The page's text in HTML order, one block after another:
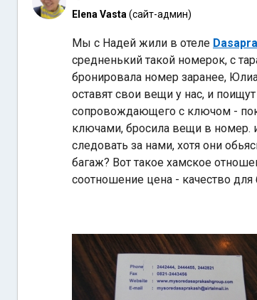
Elena Vasta (сайт-админ)
Мы с Надей жили в отеле
средненький такой номерок, с
бронировала номер заранее,
оставят свои вещи у нас, и
сопровождающего с ключом -
ключами, бросила вещи в номер.
следовать за нами, хотя они
багаж? Вот такое хамское
соотношение цена - качество